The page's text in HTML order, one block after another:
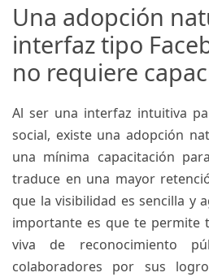
Una adopción
interfaz tipo
no requiere
Al ser una interfaz intuitiva
social, existe una adopción
una mínima capacitación
traduce en una mayor
que la visibilidad es sencilla y
importante es que te permite
viva de reconocimiento
colaboradores por sus